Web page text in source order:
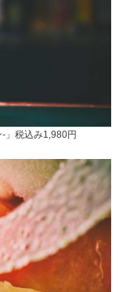
-」税込み1,980円